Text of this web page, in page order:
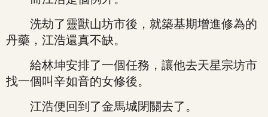
洗劫了靈獸山坊市後，就築基期增進修為的
丹藥，江浩還真不缺。
給林坤安排了一個任務，讓他去天星宗坊市
找一個叫辛如音的女修後。
江浩便回到了金馬城閉關去了。